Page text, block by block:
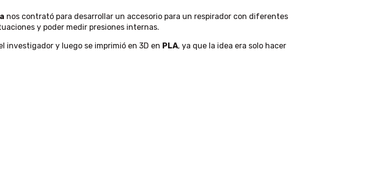
nos contrató para desarrollar un accesorio para un respirador con diferentes
y poder medir presiones internas.
investigador y luego se imprimió en 3D en PLA, ya que la idea era solo hacer